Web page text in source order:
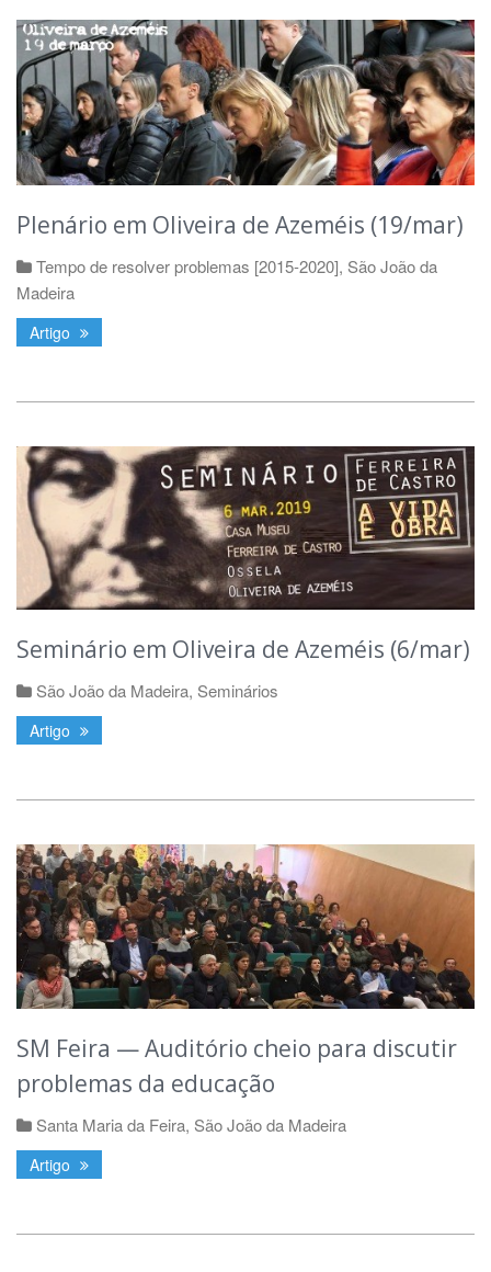
Plenário em Oliveira de Azeméis (19/mar)
Tempo de resolver problemas [2015-2020], São João da
Madeira
Artigo
Seminário em Oliveira de Azeméis (6/mar)
São João da Madeira, Seminários
Artigo
SM Feira — Auditório cheio para discutir
problemas da educação
Santa Maria da Feira, São João da Madeira
Artigo